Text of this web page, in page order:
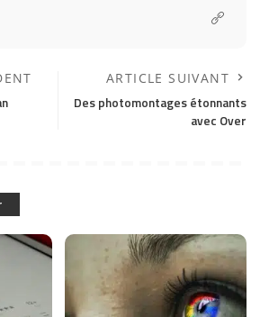
ARTICLE SUIVANT
Des photomontages étonnants
avec Over